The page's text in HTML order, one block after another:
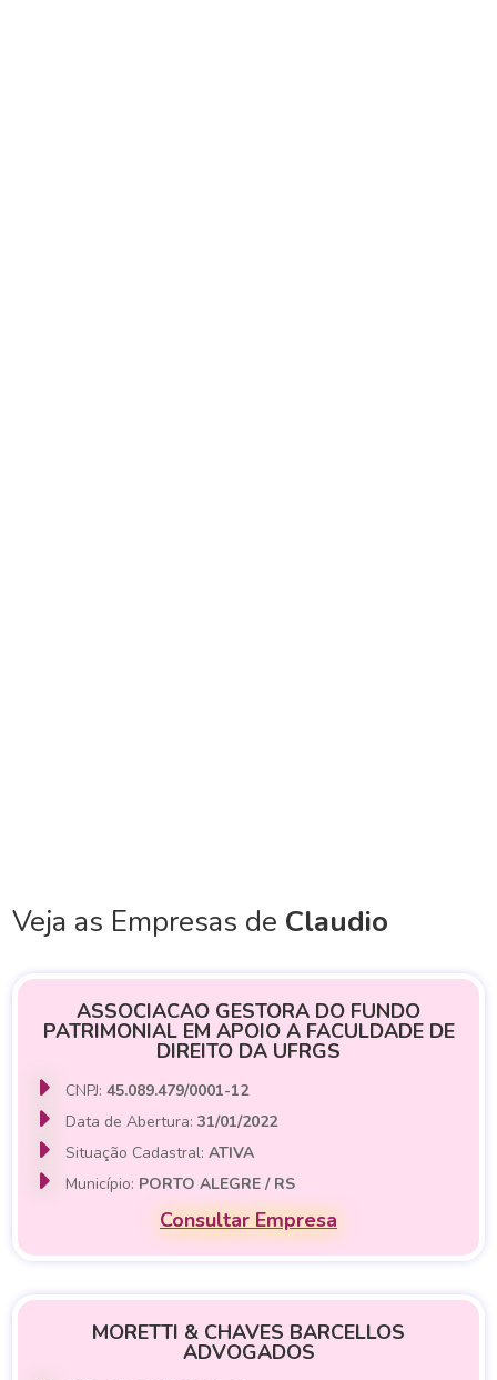
Veja as Empresas de Claudio
ASSOCIACAO GESTORA DO FUNDO
PATRIMONIAL EM APOIO A FACULDADE DE
DIREITO DA UFRGS
CNPJ:45.089.479/0001-12
Data de Abertura:31/01/2022
Situação Cadastral:ATIVA
Município: PORTO ALEGRE / RS
Consultar Empresa
MORETTI & CHAVES BARCELLOS
ADVOGADOS